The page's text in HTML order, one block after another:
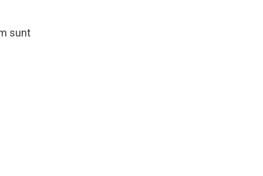
sunt